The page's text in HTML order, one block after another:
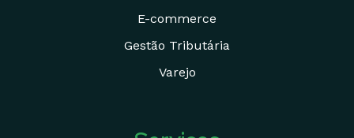
E-commerce
Gestão Tributária
Varejo